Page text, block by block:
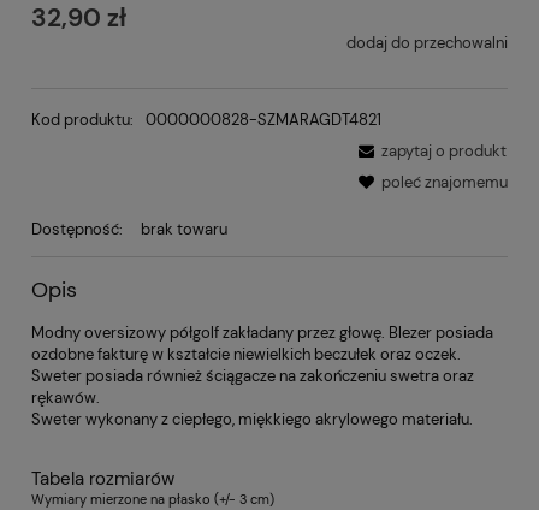
32,90 zł
dodaj do przechowalni
Kod produktu:
0000000828-SZMARAGDT4821
zapytaj o produkt
poleć znajomemu
Dostępność: brak towaru
Opis
Modny oversizowy półgolf zakładany przez głowę. Blezer posiada
ozdobne fakturę w kształcie niewielkich beczułek oraz oczek.
Sweter posiada również ściągacze na zakończeniu swetra oraz
rękawów.
Sweter wykonany z ciepłego, miękkiego akrylowego materiału.
Tabela rozmiarów
Wymiary mierzone na płasko (+/- 3 cm)